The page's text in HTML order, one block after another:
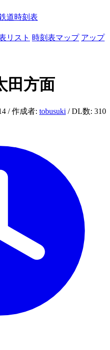
道時刻表
リスト 時刻表マップ アップ
田方面
/ 作成者: tobusuki / DL数: 310